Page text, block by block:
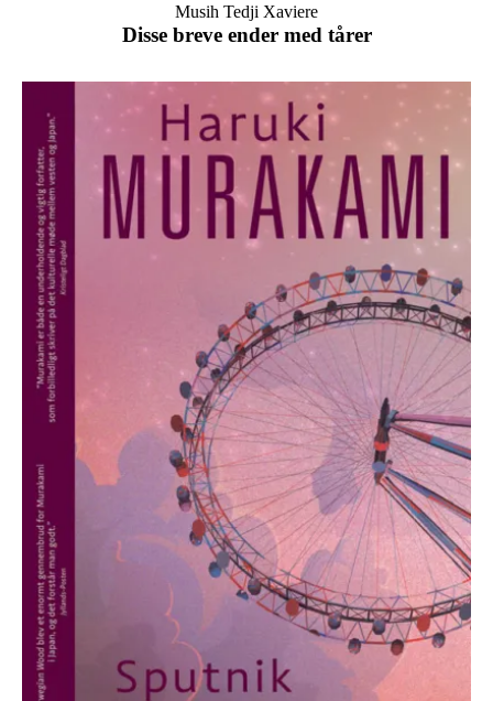
Disse breve ender med tårer
Musih Tedji Xaviere